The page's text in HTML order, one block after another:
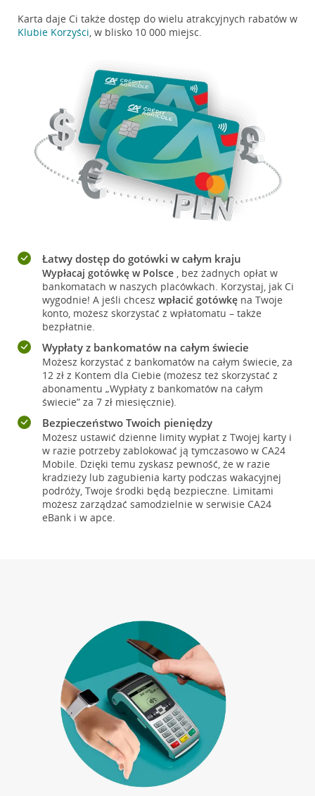
Karta daje Ci także dostęp do wielu atrakcyjnych rabatów w
Klubie Korzyści, w blisko 10 000 miejsc.
Łatwy dostęp do gotówki w całym kraju
Wypłacaj gotówkę w Polsce
, bez żadnych opłat w
bankomatach w naszych placówkach. Korzystaj, jak Ci
wygodnie! A jeśli chcesz wpłacić gotówkę na Twoje
konto, możesz skorzystać z wpłatomatu – także
bezpłatnie.
Wypłaty z bankomatów na całym świecie
Możesz korzystać z bankomatów na całym świecie, za
12 zł z Kontem dla Ciebie (możesz też skorzystać z
abonamentu „Wypłaty z bankomatów na całym
świecie” za 7 zł miesięcznie).
Bezpieczeństwo Twoich pieniędzy
Możesz ustawić dzienne limity wypłat z Twojej karty i
w razie potrzeby zablokować ją tymczasowo w CA24
Mobile. Dzięki temu zyskasz pewność, że w razie
kradzieży lub zagubienia karty podczas wakacyjnej
podróży, Twoje środki będą bezpieczne. Limitami
możesz zarządzać samodzielnie w serwisie CA24
eBank i w apce.